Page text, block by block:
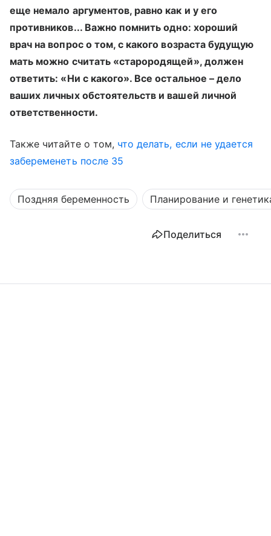
еще немало аргументов, равно как и у его
противников... Важно помнить одно: хороший
врач на вопрос о том, с какого возраста будущую
мать можно считать «старородящей», должен
ответить: «Ни с какого». Все остальное – дело
ваших личных обстоятельств и вашей личной
ответственности.
Также читайте о том, что делать, если не удается
забеременеть после 35
Поздняя беременность Планирование и
Поделиться